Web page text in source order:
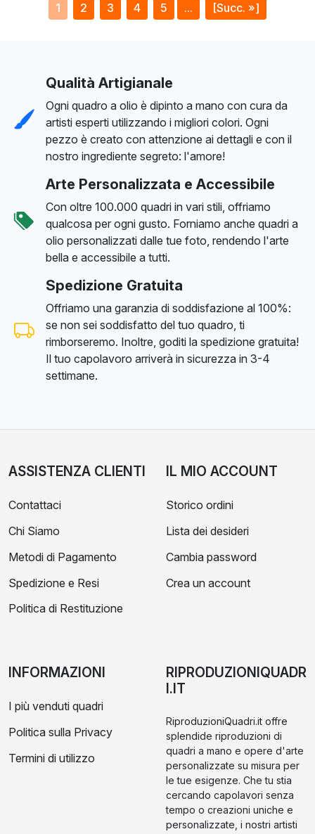
1
2 3 4 5 ... [Succ. »]
Qualità Artigianale
Ogni quadro a olio è dipinto a mano con cura da
artisti esperti utilizzando i migliori colori. Ogni
pezzo è creato con attenzione ai dettagli e con il
nostro ingrediente segreto: l'amore!
Arte Personalizzata e Accessibile
Con oltre 100.000 quadri in vari stili, offriamo
qualcosa per ogni gusto. Forniamo anche quadri a
olio personalizzati dalle tue foto, rendendo l'arte
bella e accessibile a tutti.
Spedizione Gratuita
Offriamo una garanzia di soddisfazione al 100%:
se non sei soddisfatto del tuo quadro, ti
rimborseremo. Inoltre, goditi la spedizione gratuita!
Il tuo capolavoro arriverà in sicurezza in 3-4
settimane.
ASSISTENZA CLIENTI
Contattaci
Chi Siamo
Metodi di Pagamento
Spedizione e Resi
Politica di Restituzione
IL MIO ACCOUNT
Storico ordini
Lista dei desideri
Cambia password
Crea un account
INFORMAZIONI
I più venduti quadri
Politica sulla Privacy
Termini di utilizzo
RIPRODUZIONIQUADR
I.IT
RiproduzioniQuadri.it offre
splendide riproduzioni di
quadri a mano e opere d'arte
personalizzate su misura per
le tue esigenze. Che tu stia
cercando capolavori senza
tempo o creazioni uniche e
personalizzate, i nostri artisti